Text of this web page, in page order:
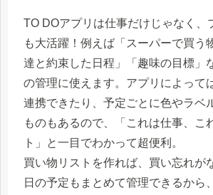
TO DOアプリは仕事だけじゃなく、
も大活躍！例えば「スーパーで買う
達と約束した日程」「趣味の目標」
の管理に使えます。アプリによって
連携できたり、予定ごとに色やラベ
ものもあるので、「これは仕事、こ
ト」と一目でわかって超便利。
買い物リストを作れば、買い忘れが
日の予定もまとめて管理できるから